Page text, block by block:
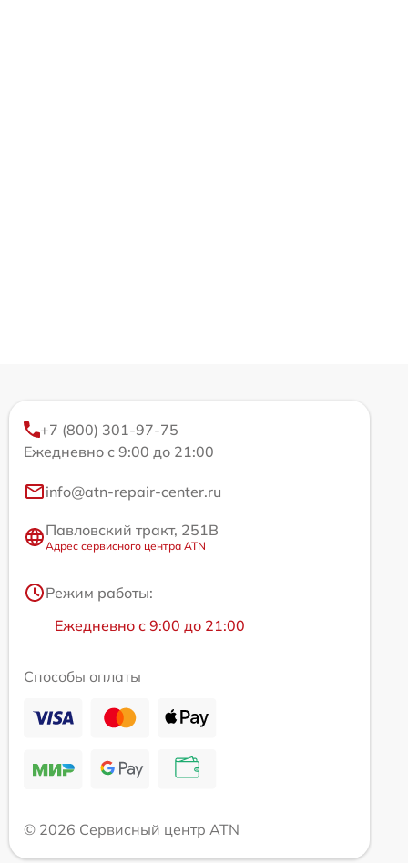
+7 (800) 301-97-75
Ежедневно с 9:00 до 21:00
info@atn-repair-center.ru
Павловский тракт, 251В
Адрес сервисного центра ATN
Режим работы:
Ежедневно с 9:00 до 21:00
Способы оплаты
© 2026 Сервисный центр ATN